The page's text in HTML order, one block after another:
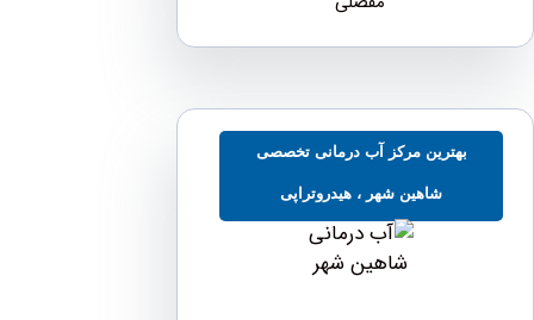
بهترین مرکز آب درمانی تخصصی
شاهین شهر ، هیدروتراپی